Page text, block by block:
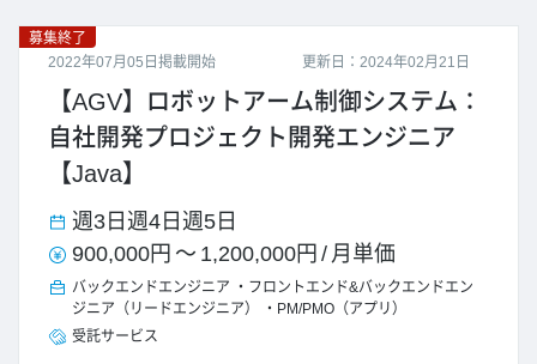
更新日：2024年02月21日
募集終了
2022年07月05日掲載開始
【AGV】ロボットアーム制御システム：
自社開発プロジェクト開発エンジニア
【Java】
週3日 週4日 週5日
900,000円 ～ 1,200,000円 / 月単価
バックエンドエンジニア
フロントエンド&バックエンドエン
ジニア（リードエンジニア）
PM/PMO（アプリ）
受託サービス